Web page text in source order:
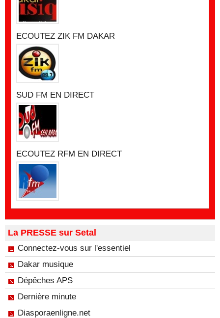
ECOUTEZ ZIK FM DAKAR
SUD FM EN DIRECT
ECOUTEZ RFM EN DIRECT
La PRESSE sur Setal
Connectez-vous sur l'essentiel
Dakar musique
Dépêches APS
Dernière minute
Diasporaenligne.net